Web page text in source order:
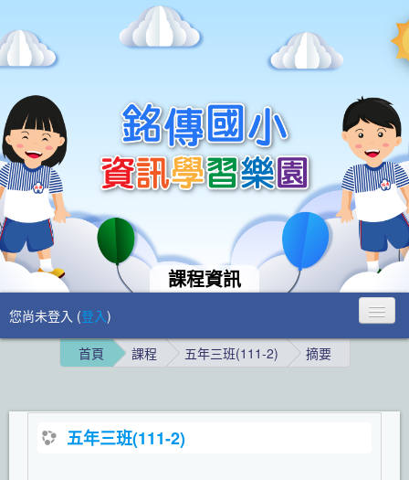
課程資訊
您尚未登入 (登入)
首頁 課程 五年三班(111-2) 摘要
五年三班(111-2)